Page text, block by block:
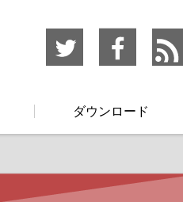
ダウンロード